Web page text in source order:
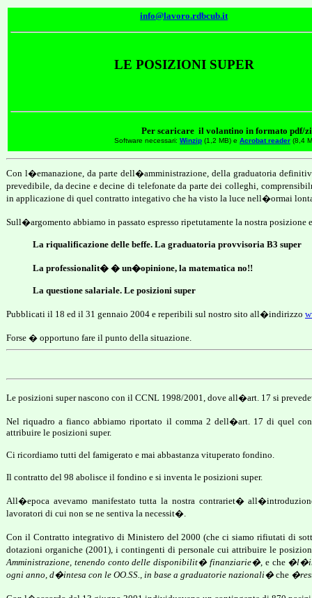
info@lavoro.rdbcub.it
LE POSIZIONI SUPER
Per scaricare il volantino in formato pdf/
Software necessari: Winzip (1,2 MB) e Acrobat reader (8,4
Con l�emanazione, da parte dell�amministrazione, della graduatoria
prevedibile, da decine e decine di telefonate da parte dei colleghi,
in applicazione di quel contratto integativo che ha visto la luce nell�ormai
Sull�argomento abbiamo in passato espresso ripetutamente la nostra
La riqualificazione delle beffe. La graduatoria provvisoria B3 super
La professionalit� � un�opinione, la matematica no!!
La questione salariale. Le posizioni super
Pubblicati il 18 ed il 31 gennaio 2004 e reperibili sul nostro sito all�indirizzo
Forse � opportuno fare il punto della situazione.
Le posizioni super nascono con il CCNL 1998/2001, dove all�art. 17 si
Nel riquadro a fianco abbiamo riportato il comma 2 dell�art. 17 di quel
attribuire le posizioni super.
Ci ricordiamo tutti del famigerato e mai abbastanza vituperato fondino.
Il contratto del 98 abolisce il fondino e si inventa le posizioni super.
All�epoca avevamo manifestato tutta la nostra contrariet�
lavoratori di cui non se ne sentiva la necessit�.
Con il Contratto integrativo di Ministero del 2000 (che ci siamo rifiutati di
dotazioni organiche (2001), i contingenti di personale cui attribuire le
Amministrazione, tenendo conto delle disponibilit� finanziarie�, e che �l�
ogni anno, d�intesa con le OO.SS., in base a graduatorie nazionali�che